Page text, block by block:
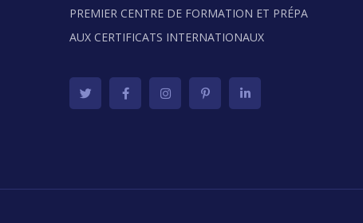
PREMIER CENTRE DE FORMATION ET PRÉPA
AUX CERTIFICATS INTERNATIONAUX